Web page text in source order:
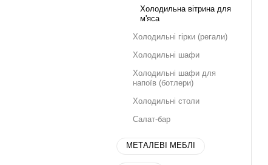
Холодильна вітрина для
м'яса
Холодильні гірки (регали)
Холодильні шафи
Холодильні шафи для
напоїв (ботлери)
Холодильні столи
Салат-бар
МЕТАЛЕВІ МЕБЛІ